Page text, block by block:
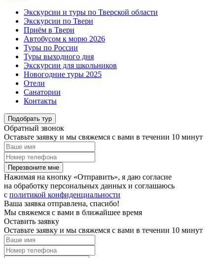
Экскурсии и туры по Тверской области
Экскурсии по Твери
Приём в Твери
Автобусом к морю 2026
Туры по России
Туры выходного дня
Экскурсии для школьников
Новогодние туры 2025
Отели
Санатории
Контакты
Подобрать тур
Обратный звонок
Оставьте заявку и мы свяжемся с вами в течении 10 минут
Перезвоните мне
Нажимая на кнопку «Отправить», я даю согласие
на обработку персональных данных и соглашаюсь
c политикой конфиденциальности
Ваша заявка отправлена, спасибо!
Мы свяжемся с вами в ближайшее время
Оставить заявку
Оставьте заявку и мы свяжемся с вами в течении 10 минут